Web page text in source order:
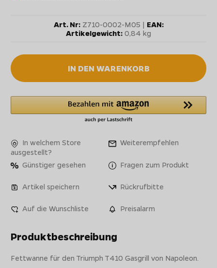
Art. Nr:Z710-0002-M05 | EAN:
Artikelgewicht: 0,84 kg
IN DEN WARENKORB
In welchem Store
ausgestellt?
Weiterempfehlen
Günstiger gesehen Fragen zum Produkt
Artikel speichern Rückrufbitte
Auf die Wunschliste Preisalarm
Produktbeschreibung
Fettwanne für den Triumph T410 Gasgrill von Napoleon.